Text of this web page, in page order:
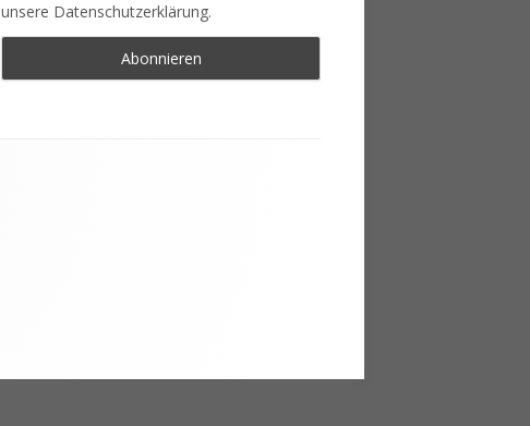
unsere Datenschutzerklärung.